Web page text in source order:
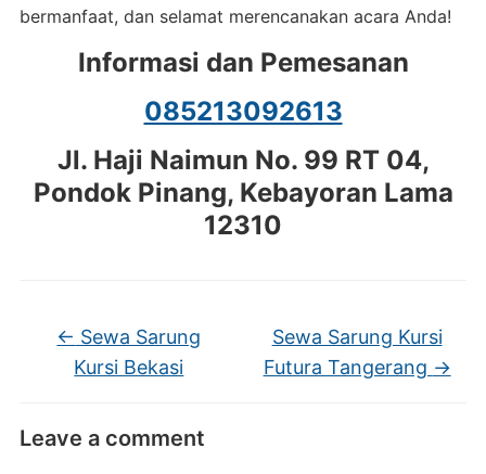
bermanfaat, dan selamat merencanakan acara Anda!
Informasi dan Pemesanan
085213092613
Jl. Haji Naimun No. 99 RT 04,
Pondok Pinang, Kebayoran Lama
12310
← Sewa Sarung
Kursi Bekasi
Sewa Sarung Kursi
Futura Tangerang →
Leave a comment